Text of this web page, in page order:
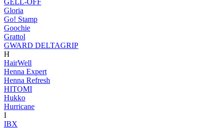
GELL-OFF
Gloria
Go! Stamp
Goochie
Grattol
GWARD DELTAGRIP
H
HairWell
Henna Expert
Henna Refresh
HITOMI
Hukko
Hurricane
I
IBX